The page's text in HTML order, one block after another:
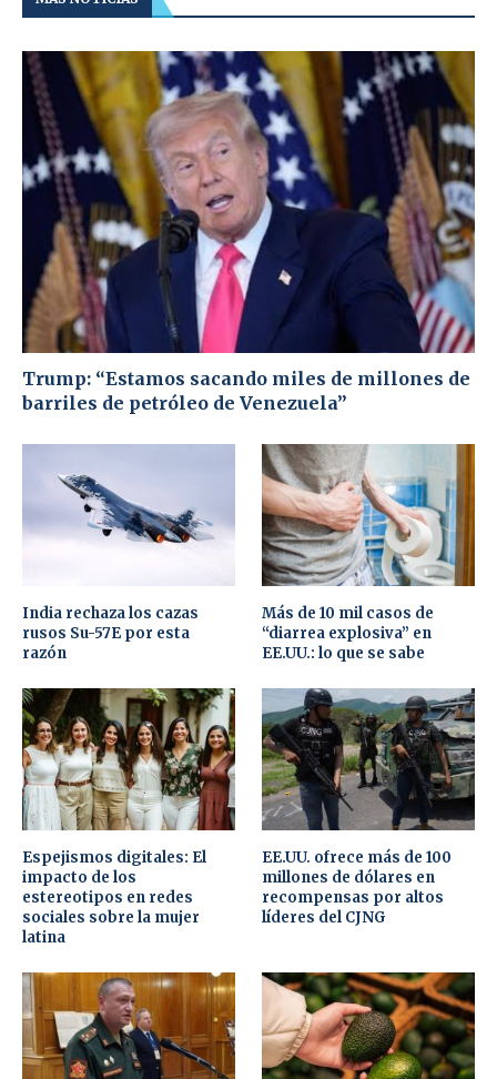
Trump: “Estamos sacando miles de millones de
barriles de petróleo de Venezuela”
India rechaza los cazas
rusos Su-57E por esta
razón
Más de 10 mil casos de
“diarrea explosiva” en
EE.UU.: lo que se sabe
Espejismos digitales: El
impacto de los
estereotipos en redes
sociales sobre la mujer
latina
EE.UU. ofrece más de 100
millones de dólares en
recompensas por altos
líderes del CJNG